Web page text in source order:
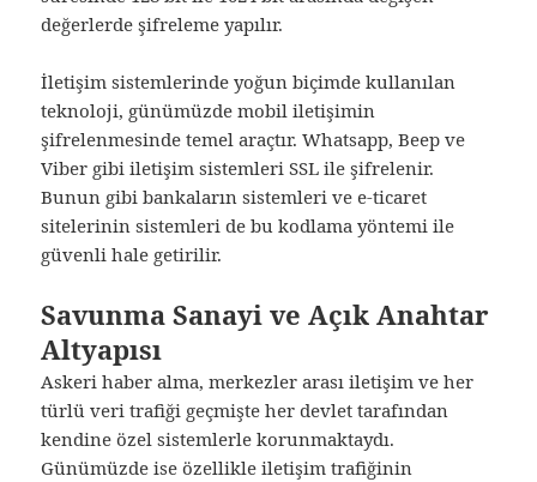
değerlerde şifreleme yapılır.
İletişim sistemlerinde yoğun biçimde kullanılan
teknoloji, günümüzde mobil iletişimin
şifrelenmesinde temel araçtır. Whatsapp, Beep ve
Viber gibi iletişim sistemleri SSL ile şifrelenir.
Bunun gibi bankaların sistemleri ve e-ticaret
sitelerinin sistemleri de bu kodlama yöntemi ile
güvenli hale getirilir.
Savunma Sanayi ve Açık Anahtar
Altyapısı
Askeri haber alma, merkezler arası iletişim ve her
türlü veri trafiği geçmişte her devlet tarafından
kendine özel sistemlerle korunmaktaydı.
Günümüzde ise özellikle iletişim trafiğinin